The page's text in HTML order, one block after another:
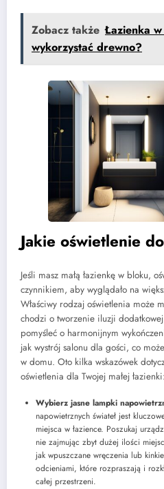
Zobacz także Łazienka
wykorzystać drewno?
Jakie oświetlenie
Jeśli masz małą łazienkę w bloku,
czynnikiem, aby wyglądało na
Właściwy rodzaj oświetlenia może
chodzi o tworzenie iluzji
pomyśleć o harmonijnym
jak wystrój salonu dla gości, co
w domu. Oto kilka wskazówek
oświetlenia dla Twojej małej łazienki:
Wybierz jasne lampki
napowietrznych świateł jest
miejsca w łazience. Poszukaj
nie zajmując zbyt dużej ilości
jak wpuszczane wręczenia lub
odcieniami, które rozpraszają i
całej przestrzeni.